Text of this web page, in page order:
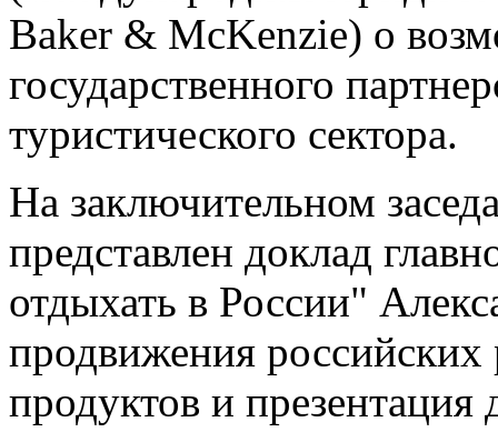
Baker & McKenzie) о
государственного
туристического сектора.
На заключительном
представлен доклад
отдыхать в России"
продвижения российских
продуктов и презентация